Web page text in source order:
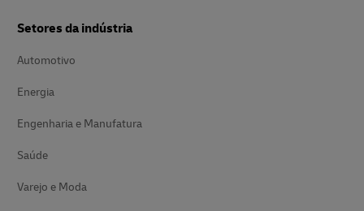
Setores da indústria
Automotivo
Energia
Engenharia e Manufatura
Saúde
Varejo e Moda